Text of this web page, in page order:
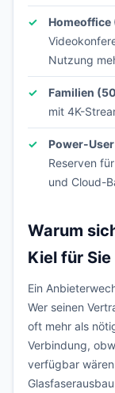
Nutzung
Familien
mit 4K-
Power-
Reserven
und Cloud-
Warum
Kiel für
Ein
Wer seinen
oft mehr als
Verbindung,
verfügbar